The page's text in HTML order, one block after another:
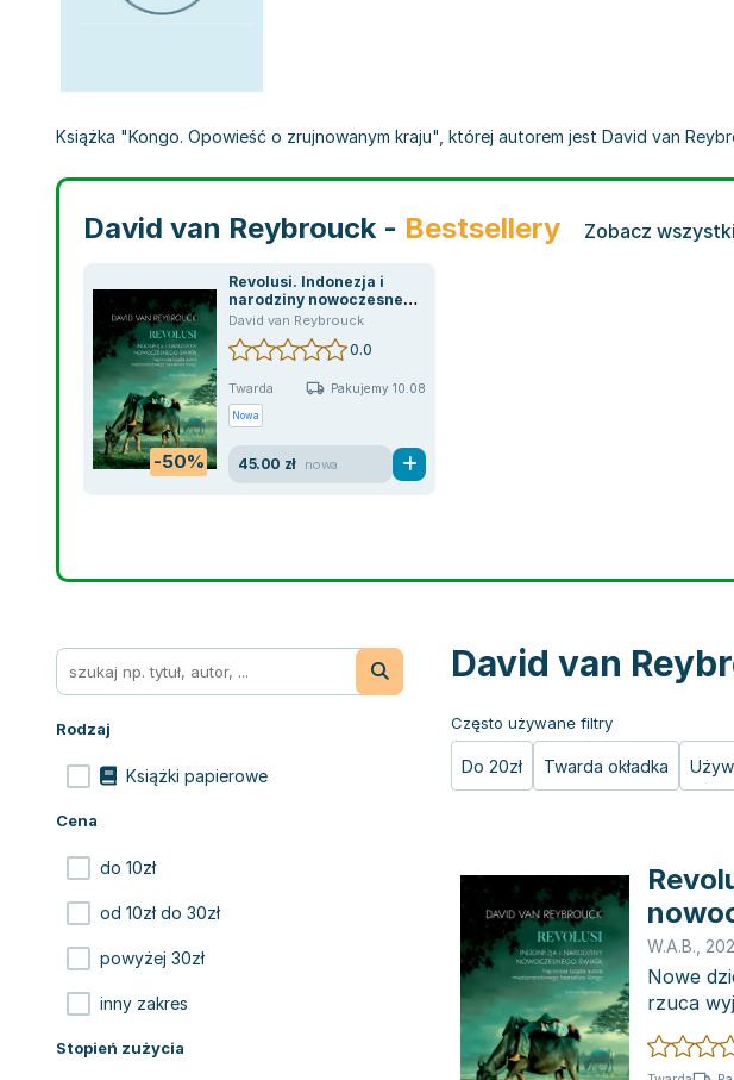
Książka "Kongo. Opowieść o zrujnowanym kraju", której autorem jest David van
David van Reybrouck - Bestsellery Zobacz
-50%
Revolusi. Indonezja i
narodziny nowoczesnego
świata
David van Reybrouck
0.0
Twarda Pakujemy 10.08
Nowa
45.00 zł nowa
Rodzaj
Książki papierowe
Cena
do 10zł
od 10zł do 30zł
powyżej 30zł
inny zakres
Stopień zużycia
David van
Często używane filtry
Do 20zł Twarda okładka
W.A.B.
Nowe
rzuca